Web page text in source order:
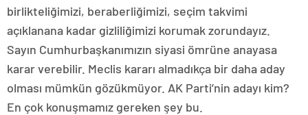
birlikteliğimizi, beraberliğimizi, seçim takvimi
açıklanana kadar gizliliğimizi korumak zorundayız.
Sayın Cumhurbaşkanımızın siyasi ömrüne anayasa
karar verebilir. Meclis kararı almadıkça bir daha aday
olması mümkün gözükmüyor. AK Parti’nin adayı kim?
En çok konuşmamız gereken şey bu.